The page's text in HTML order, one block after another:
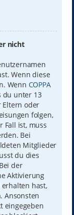
nicht
Wenn diese
Wenn COPPA
du unter 13
Eltern oder
folgen,
Fall ist, muss
Bei
Mitglieder
du dies
der
Aktivierung
hast,
Ansonsten
eingegeben